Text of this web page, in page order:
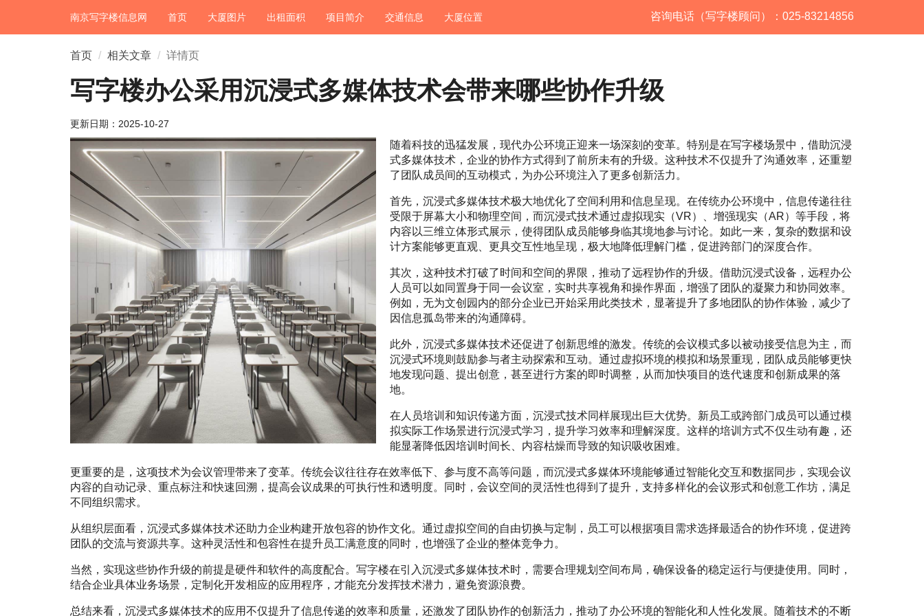
南京写字楼信息网 首页 大厦图片 出租面积 项目简介 交通信息 大厦位置 咨询电话（写字楼顾问）：025-83214856
首页 相关文章 详情页
写字楼办公采用沉浸式多媒体技术会带来哪些协作升级
更新日期： 2025-10-27
随着科技的迅猛发展，现代办公环境正迎来一场深刻的变革。特别是在写字楼场景中，借助沉浸
式多媒体技术，企业的协作方式得到了前所未有的升级。这种技术不仅提升了沟通效率，还重塑
了团队成员间的互动模式，为办公环境注入了更多创新活力。
首先，沉浸式多媒体技术极大地优化了空间利用和信息呈现。在传统办公环境中，信息传递往往
受限于屏幕大小和物理空间，而沉浸式技术通过虚拟现实（VR）、增强现实（AR）等手段，将
内容以三维立体形式展示，使得团队成员能够身临其境地参与讨论。如此一来，复杂的数据和设
计方案能够更直观、更具交互性地呈现，极大地降低理解门槛，促进跨部门的深度合作。
其次，这种技术打破了时间和空间的界限，推动了远程协作的升级。借助沉浸式设备，远程办公
人员可以如同置身于同一会议室，实时共享视角和操作界面，增强了团队的凝聚力和协同效率。
例如，无为文创园内的部分企业已开始采用此类技术，显著提升了多地团队的协作体验，减少了
因信息孤岛带来的沟通障碍。
此外，沉浸式多媒体技术还促进了创新思维的激发。传统的会议模式多以被动接受信息为主，而
沉浸式环境则鼓励参与者主动探索和互动。通过虚拟环境的模拟和场景重现，团队成员能够更快
地发现问题、提出创意，甚至进行方案的即时调整，从而加快项目的迭代速度和创新成果的落
地。
在人员培训和知识传递方面，沉浸式技术同样展现出巨大优势。新员工或跨部门成员可以通过模
拟实际工作场景进行沉浸式学习，提升学习效率和理解深度。这样的培训方式不仅生动有趣，还
能显著降低因培训时间长、内容枯燥而导致的知识吸收困难。
更重要的是，这项技术为会议管理带来了变革。传统会议往往存在效率低下、参与度不高等问题，而沉浸式多媒体环境能够通过智能化交互和数据同步，实现会议
内容的自动记录、重点标注和快速回溯，提高会议成果的可执行性和透明度。同时，会议空间的灵活性也得到了提升，支持多样化的会议形式和创意工作坊，满足
不同组织需求。
从组织层面看，沉浸式多媒体技术还助力企业构建开放包容的协作文化。通过虚拟空间的自由切换与定制，员工可以根据项目需求选择最适合的协作环境，促进跨
团队的交流与资源共享。这种灵活性和包容性在提升员工满意度的同时，也增强了企业的整体竞争力。
当然，实现这些协作升级的前提是硬件和软件的高度配合。写字楼在引入沉浸式多媒体技术时，需要合理规划空间布局，确保设备的稳定运行与便捷使用。同时，
结合企业具体业务场景，定制化开发相应的应用程序，才能充分发挥技术潜力，避免资源浪费。
总结来看，沉浸式多媒体技术的应用不仅提升了信息传递的效率和质量，还激发了团队协作的创新活力，推动了办公环境的智能化和人性化发展。随着技术的不断